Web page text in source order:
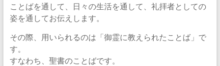
ことばを通して、日々の生活を通して、礼拝者としての
姿を通してお伝えします。
その際、用いられるのは「御霊に教えられたことば」で
す。
すなわち、聖書のことばです。